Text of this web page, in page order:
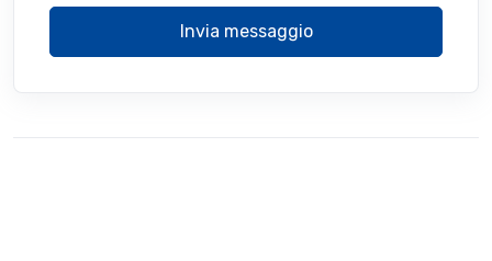
Invia messaggio